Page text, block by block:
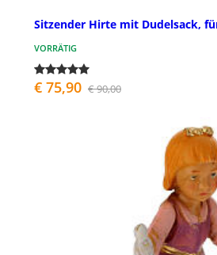
Sitzender Hirte mit Dudelsack,
VORRÄTIG
€ 75,90 € 90,00